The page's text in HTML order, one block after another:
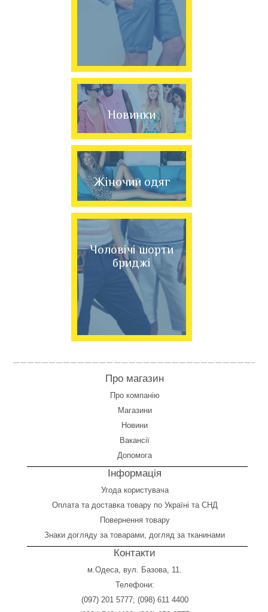
Новинки
Жіночий одяг
Чоловічі шорти
бриджі
Про магазин
Про компанію
Магазини
Новини
Вакансії
Допомога
Інформація
Угода користувача
Оплата та доставка товару по Україні та СНД
Повернення товару
Знаки догляду за товарами, догляд за тканинами
Контакти
м.Одеса, вул. Базова, 11.
Телефони:
(097) 201 5777; (098) 611 4400